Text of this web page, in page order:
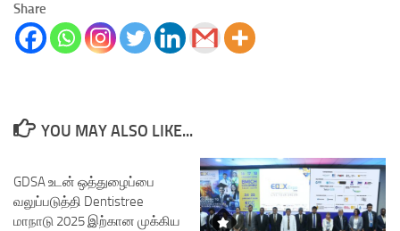
Share
YOU MAY ALSO LIKE...
GDSA உடன் ஒத்துழைப்பை
வலுப்படுத்தி Dentistree
மாநாடு 2025 இற்கான முக்கிய